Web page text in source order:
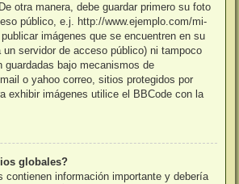
otra manera, debe guardar primero su foto
público, e.j. http://www.ejemplo.com/mi-
imágenes que se encuentren en su
un servidor de acceso público) ni tampoco
guardadas bajo mecanismos de
o yahoo correo, sitios protegidos por
exhibir imágenes utilice el BBCode con la
globales?
contienen información importante y debería